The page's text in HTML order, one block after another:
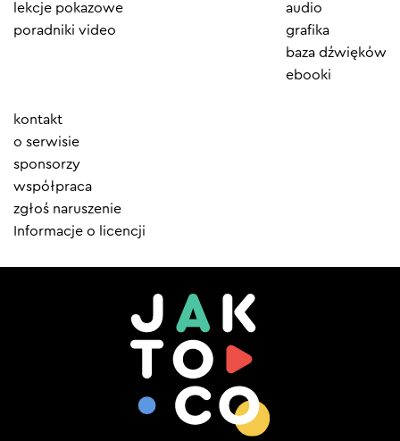
lekcje pokazowe
poradniki video
audio
grafika
baza dźwięków
ebooki
Element
menu
kontakt
o serwisie
sponsorzy
współpraca
zgłoś naruszenie
Informacje o licencji